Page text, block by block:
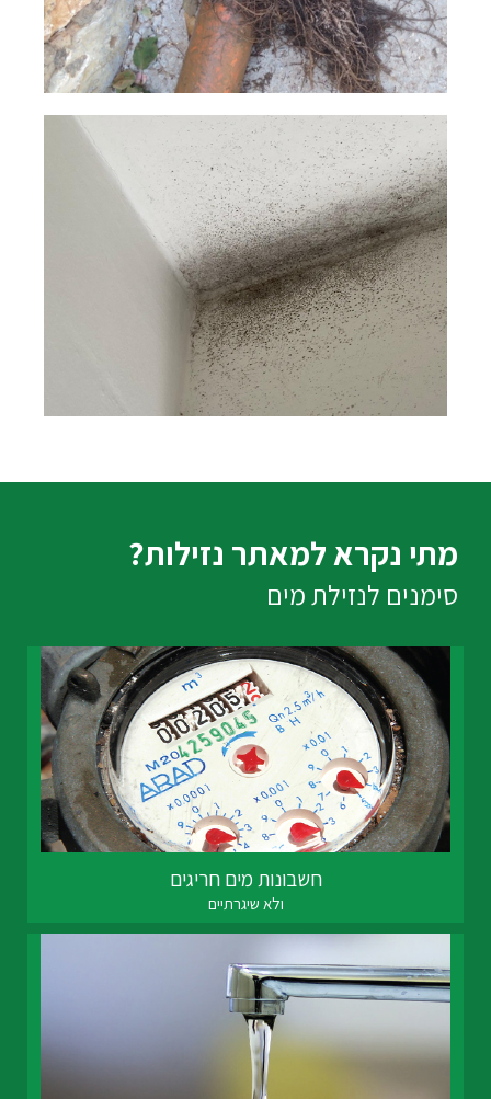
מתי נקרא למאתר נזילות?
סימנים לנזילת מים
חשבונות מים חריגים
ולא שיגרתיים